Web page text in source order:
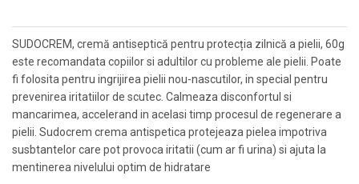
SUDOCREM, cremă antiseptică pentru protecția zilnică a pielii, 60g
este recomandata copiilor si adultilor cu probleme ale pielii. Poate
fi folosita pentru ingrijirea pielii nou-nascutilor, in special pentru
prevenirea iritatiilor de scutec. Calmeaza disconfortul si
mancarimea, accelerand in acelasi timp procesul de regenerare a
pielii. Sudocrem crema antispetica protejeaza pielea impotriva
susbtantelor care pot provoca iritatii (cum ar fi urina) si ajuta la
mentinerea nivelului optim de hidratare